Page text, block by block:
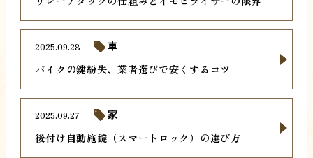
バイクの鍵紛失、業者選びで安くするコツ
2025.09.28 車
後付け自動施錠（スマートロック）の選び方
2025.09.27 家